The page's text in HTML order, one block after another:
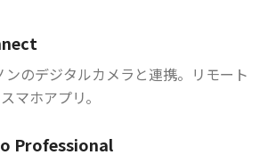
のデジタルカメラと連携。リモート
マホアプリ。
Professional